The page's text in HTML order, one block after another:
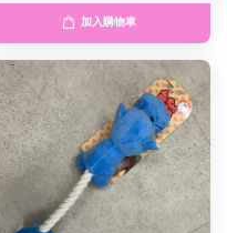
加入購物車